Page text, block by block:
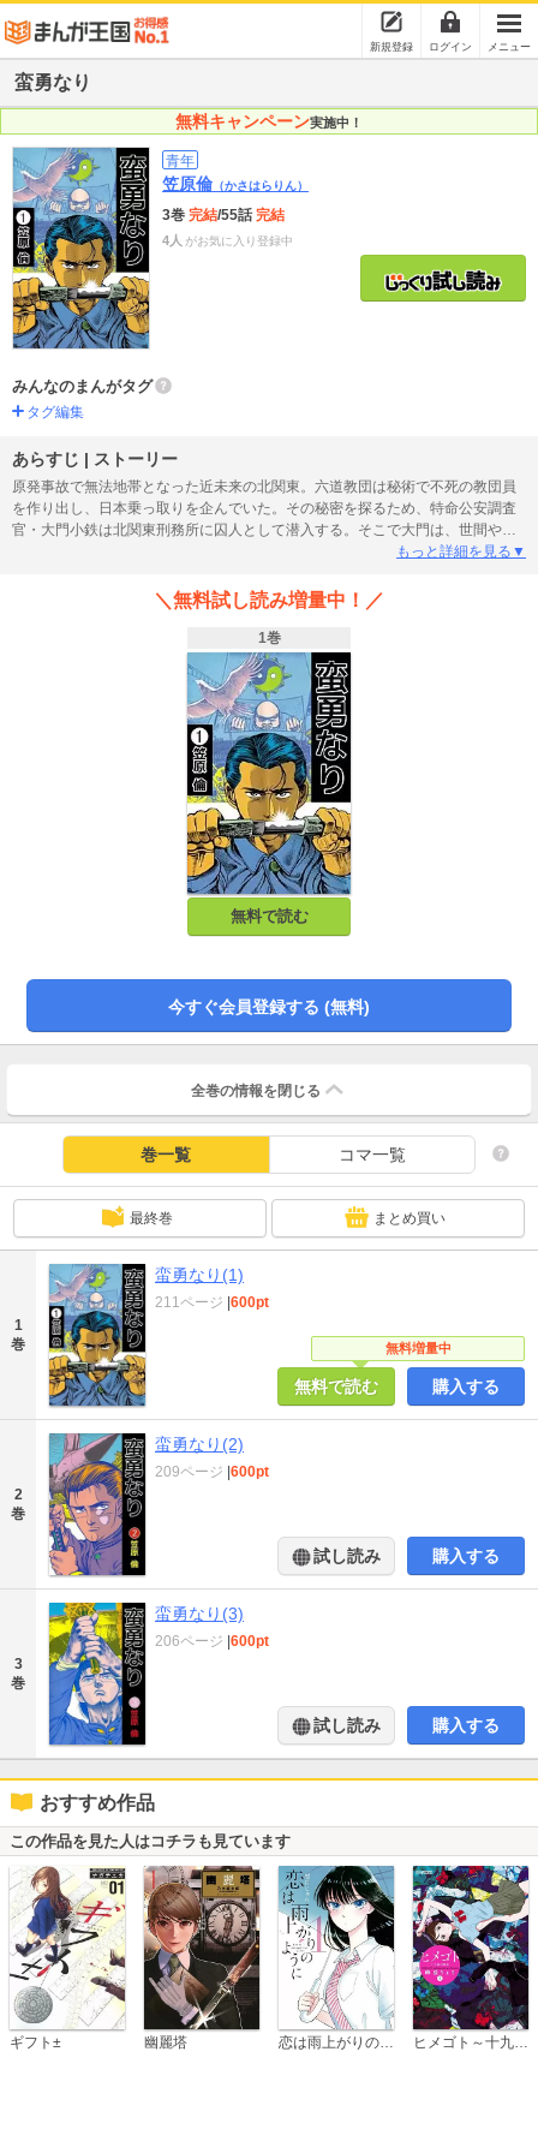
新規登録 ログイン メニュー
蛮勇なり
無料キャンペーン実施中！
青年
笠原倫 （かさはらりん）
3巻 完結/55話完結
4人 がお気に入り登録中
みんなのまんがタグ
タグ編集
あらすじ | ストーリー
原発事故で無法地帯となった近未来の北関東。六道教団は秘術で不死の教団員
を作り出し、日本乗っ取りを企んでいた。その秘密を探るため、特命公安調査
官・大門小鉄は北関東刑務所に囚人として潜入する。そこで大門は、世間や組
から見限られ、たった一人でズタボロになりながら筋を通そうと蛮勇を奮うバ
気を矜持に巨悪に挑む、二人の漢の物語！
もっと詳細を見る▼
＼無料試し読み増量中！／
1巻
無料で読む
今すぐ会員登録する (無料)
全巻の情報を 閉じる
巻一覧 コマ一覧
最終巻 まとめ買い
1
巻
蛮勇なり(1)
無料増量中
211ページ 600pt
無料で読む 購入する
2
巻
蛮勇なり(2)
209ページ 600pt
試し読み 購入する
3
巻
蛮勇なり(3)
206ページ 600pt
試し読み 購入する
おすすめ作品
この作品を見た人はコチラも見ています
ギフト± 幽麗塔 恋は雨上がりのように ヒメゴト～十九歳の制服～